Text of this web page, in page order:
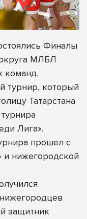
Финалы
МЛБЛ
команд.
турнир, который
Татарстана
Лига».
прошел с
и нижегородской
защитник